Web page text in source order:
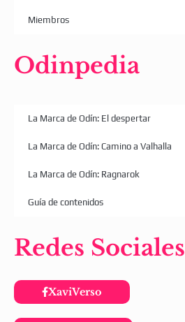
Miembros
Odinpedia
La Marca de Odín: El despertar
La Marca de Odín: Camino a Valhalla
La Marca de Odín: Ragnarok
Guía de contenidos
Redes Sociales
XaviVerso